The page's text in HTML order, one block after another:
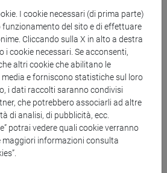
orari
con University College
sostitutive
I cookie necessari (di prima parte)
del sito e di effettuare
Cliccando sulla X in alto a destra
i cookie necessari. Se acconsenti,
altri cookie che abilitano le
e forniscono statistiche sul loro
i dati raccolti saranno condivisi
che potrebbero associarli ad altre
di analisi, di pubblicità, ecc.
potrai vedere quali cookie verranno
maggiori informazioni consulta